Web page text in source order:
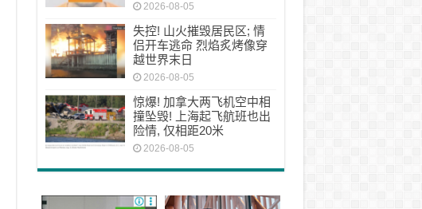
2026-08-05
失控! 山火摧毁居民区; 情
侣开车逃命 烈焰炙烤像穿
越世界末日
2026-08-05
惊爆! 加拿大两飞机空中相
撞坠毁! 上海起飞航班也出
险情, 仅相距20米
2026-08-05